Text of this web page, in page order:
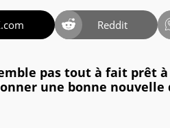
Reddit
pas tout à fait prêt
une bonne nouvelle